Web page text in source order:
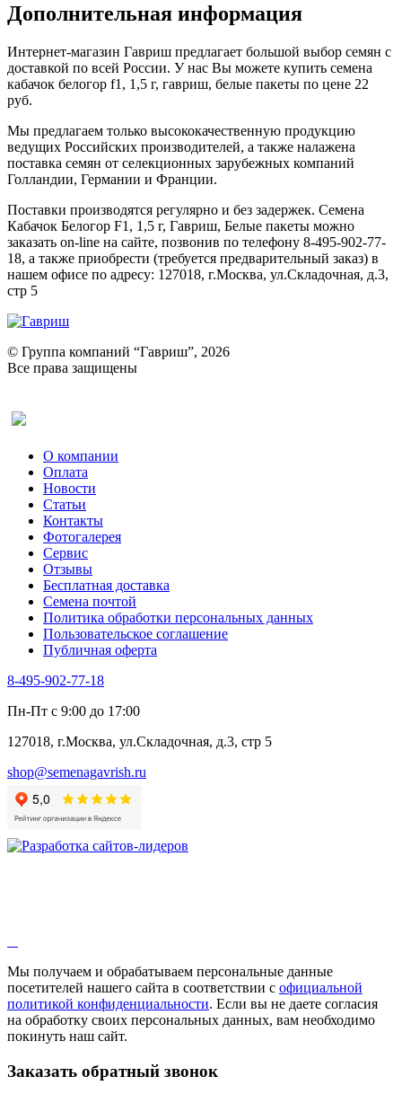
Дополнительная информация
Интернет-магазин Гавриш предлагает большой выбор семян с
доставкой по всей России. У нас Вы можете купить семена
кабачок белогор f1, 1,5 г, гавриш, белые пакеты по цене 22
руб.
Мы предлагаем только высококачественную продукцию
ведущих Российских производителей, а также налажена
поставка семян от селекционных зарубежных компаний
Голландии, Германии и Франции.
Поставки производятся регулярно и без задержек. Семена
Кабачок Белогор F1, 1,5 г, Гавриш, Белые пакеты можно
заказать on-line на сайте, позвонив по телефону 8-495-902-77-
18, а также приобрести (требуется предварительный заказ) в
нашем офисе по адресу: 127018, г.Москва, ул.Складочная, д.3,
стр 5
© Группа компаний “Гавриш”, 2026
Все права защищены
О компании
Оплата
Новости
Статьи
Контакты
Фотогалерея​
Сервис
Отзывы
Бесплатная доставка
Семена почтой
Политика обработки персональных данных
Пользовательское соглашение
Публичная оферта
8-495-902-77-18
Пн-Пт с 9:00 до 17:00
127018, г.Москва, ул.Складочная, д.3, стр 5
shop@semenagavrish.ru
Мы получаем и обрабатываем персональные данные
посетителей нашего сайта в соответствии с официальной
политикой конфиденциальности. Если вы не даете согласия
на обработку своих персональных данных, вам необходимо
покинуть наш сайт.
Заказать обратный звонок